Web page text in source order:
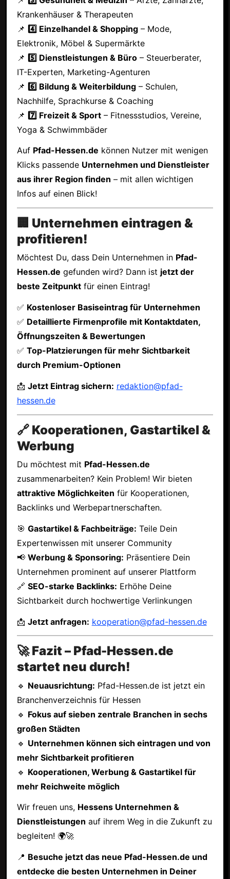
Krankenhäuser & Therapeuten
📌 4️⃣ Einzelhandel & Shopping– Mode,
Elektronik, Möbel & Supermärkte
📌 5️⃣ Dienstleistungen & Büro– Steuerberater,
IT-Experten, Marketing-Agenturen
📌 6️⃣ Bildung & Weiterbildung– Schulen,
Nachhilfe, Sprachkurse & Coaching
📌 7️⃣ Freizeit & Sport– Fitnessstudios, Vereine,
Yoga & Schwimmbäder
Auf Pfad-Hessen.de können Nutzer mit wenigen
Klicks passende Unternehmen und Dienstleister
aus ihrer Region finden – mit allen wichtigen
Infos auf einen Blick!
🏢 Unternehmen eintragen &
profitieren!
Möchtest Du, dass Dein Unternehmen in Pfad-
Hessen.de gefunden wird? Dann ist jetzt der
beste Zeitpunktfür einen Eintrag!
✅ Kostenloser Basiseintrag für Unternehmen
✅ Detaillierte Firmenprofile mit Kontaktdaten,
Öffnungszeiten & Bewertungen
✅ Top-Platzierungen für mehr Sichtbarkeit
durch Premium-Optionen
📩 Jetzt Eintrag sichern: redaktion@pfad-
hessen.de
🔗 Kooperationen, Gastartikel &
Werbung
Du möchtest mit Pfad-Hessen.de
zusammenarbeiten? Kein Problem! Wir bieten
attraktive Möglichkeiten für Kooperationen,
Backlinks und Werbepartnerschaften.
🎯 Gastartikel & Fachbeiträge: Teile Dein
Expertenwissen mit unserer Community
📢 Werbung & Sponsoring: Präsentiere Dein
Unternehmen prominent auf unserer Plattform
🔗 SEO-starke Backlinks: Erhöhe Deine
Sichtbarkeit durch hochwertige Verlinkungen
📩 Jetzt anfragen: kooperation@pfad-hessen.de
🚀 Fazit – Pfad-Hessen.de
startet neu durch!
🔹 Neuausrichtung: Pfad-Hessen.de ist jetzt ein
Branchenverzeichnis für Hessen
🔹 Fokus auf sieben zentrale Branchen in sechs
großen Städten
🔹 Unternehmen können sich eintragen und von
mehr Sichtbarkeit profitieren
🔹 Kooperationen, Werbung & Gastartikel für
mehr Reichweite möglich
Wir freuen uns, Hessens Unternehmen &
Dienstleistungen auf ihrem Weg in die Zukunft zu
begleiten! 🌍🚀
📍 Besuche jetzt das neue Pfad-Hessen.de und
entdecke die besten Unternehmen in Deiner